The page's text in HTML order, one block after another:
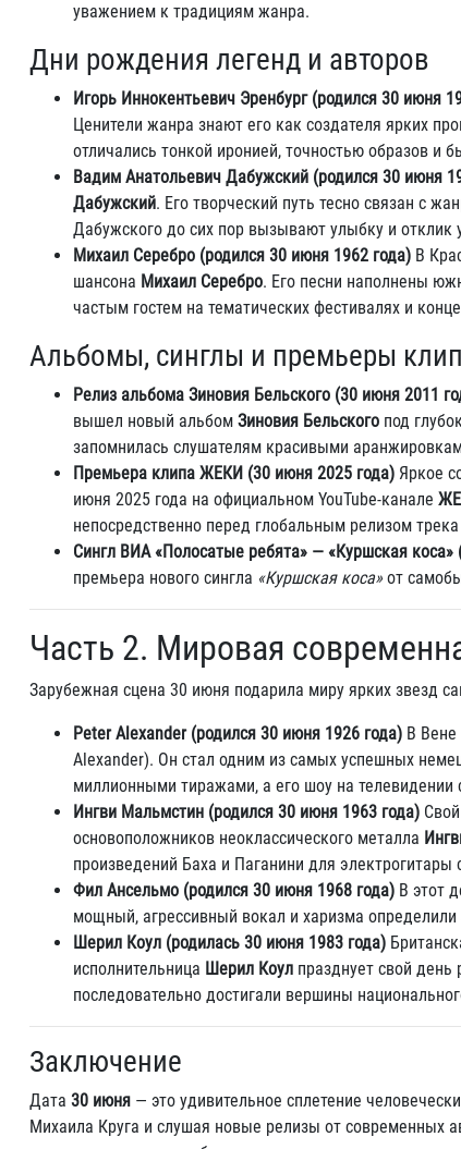
уважением к традициям жанра.
Дни рождения легенд и авторов
Игорь Иннокентьевич Эренбург (родился 30 июня
Ценители жанра знают его как создателя ярких
отличались тонкой иронией, точностью образов и
Вадим Анатольевич Дабужский (родился 30 июня
Дабужский. Его творческий путь тесно связан с
Дабужского до сих пор вызывают улыбку и отклик
Михаил Серебро (родился 30 июня 1962 года) В
шансона Михаил Серебро. Его песни наполнены
частым гостем на тематических фестивалях и
Альбомы, синглы и премьеры
Релиз альбома Зиновия Бельского (30 июня 2011
вышел новый альбом Зиновия Бельского под
запомнилась слушателям красивыми
Премьера клипа ЖЕКИ (30 июня 2025 года) Яркое
июня 2025 года на официальном YouTube-канале
непосредственно перед глобальным релизом
Сингл ВИА «Полосатые ребята» — «Куршская коса»
премьера нового сингла «Куршская коса»от
Часть 2. Мировая
Зарубежная сцена 30 июня подарила миру ярких звезд
Peter Alexander (родился 30 июня 1926 года) В Вене
Alexander). Он стал одним из самых успешных
миллионными тиражами, а его шоу на телевидении
Ингви Мальмстин (родился 30 июня 1963 года)
основоположников неоклассического металла
произведений Баха и Паганини для
Фил Ансельмо (родился 30 июня 1968 года) В этот
мощный, агрессивный вокал и харизма
Шерил Коул (родилась 30 июня 1983 года)
исполнительница Шерил Коул празднует свой день
последовательно достигали вершины
Заключение
Дата 30 июня — это удивительное сплетение
Михаила Круга и слушая новые релизы от